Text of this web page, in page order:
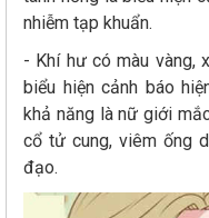
nhiễm tạp khuẩn.
- Khí hư có màu vàng,
biểu hiện cảnh báo
khả năng là nữ giới
cổ tử cung, viêm ống
đạo.